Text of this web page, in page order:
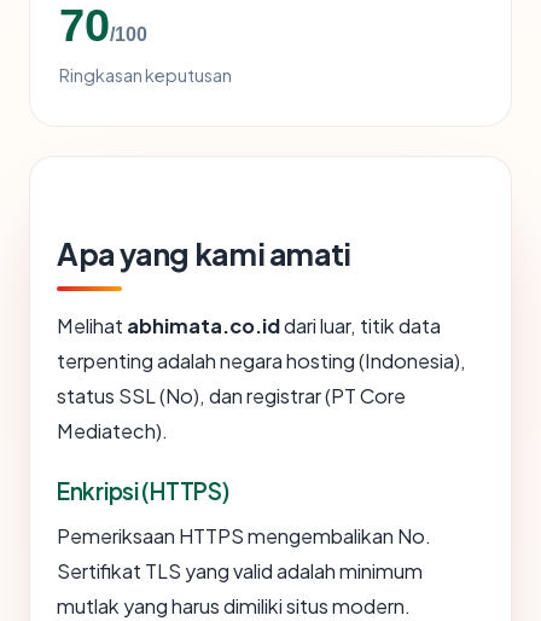
70/100
Ringkasan keputusan
Apa yang kami amati
Melihat abhimata.co.iddari luar, titik data
terpenting adalah negara hosting (Indonesia),
status SSL (No), dan registrar (PT Core
Mediatech).
Enkripsi (HTTPS)
Pemeriksaan HTTPS mengembalikan No.
Sertifikat TLS yang valid adalah minimum
mutlak yang harus dimiliki situs modern.